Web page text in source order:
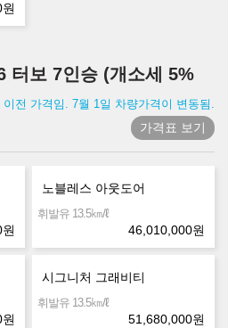
원
터보 7인승 (개소세 5%
전 가격임. 7월 1일 차량가격이 변동됨.
가격표 보기
원
노블레스 아웃도어
휘발유 13.5㎞/ℓ
46,010,000원
원
시그니처 그래비티
휘발유 13.5㎞/ℓ
51,680,000원